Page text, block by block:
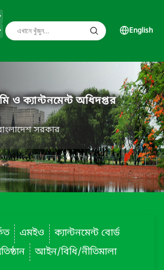
English
ও ক্যান্টনমেন্ট অধিদপ্তর
সরকার
এমইও
ক্যান্টনমেন্ট বোর্ড
আইন/বিধি/নীতিমালা